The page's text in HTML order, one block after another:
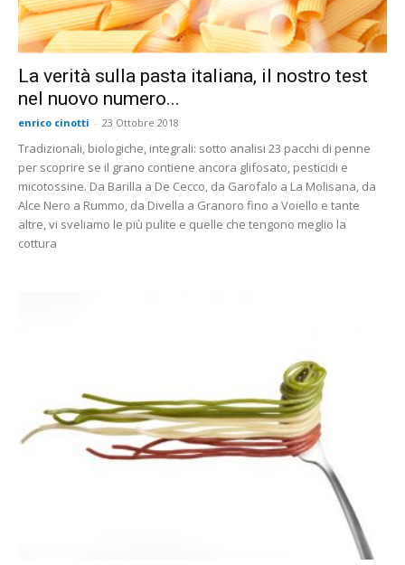
La verità sulla pasta italiana, il nostro test
nel nuovo numero...
enrico cinotti - 23 Ottobre 2018
Tradizionali, biologiche, integrali: sotto analisi 23 pacchi di penne
per scoprire se il grano contiene ancora glifosato, pesticidi e
micotossine. Da Barilla a De Cecco, da Garofalo a La Molisana, da
Alce Nero a Rummo, da Divella a Granoro fino a Voiello e tante
altre, vi sveliamo le più pulite e quelle che tengono meglio la
cottura